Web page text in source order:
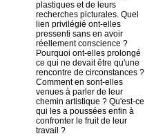
plastiques et de leurs
recherches picturales. Quel
lien privilégié ont-elles
pressenti sans en avoir
réellement conscience ?
Pourquoi ont-elles prolongé
ce qui ne devait être qu'une
rencontre de circonstances ?
Comment en sont-elles
venues à parler de leur
chemin artistique ? Qu'est-ce
qui les a poussées enfin à
confronter le fruit de leur
travail ?